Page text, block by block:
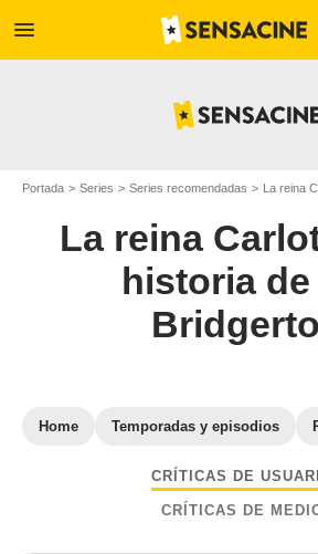
menu
Portada Series Series recomendadas La reina
La reina
historia
Home Temporadas y episodios
CRÍTICAS DE
CRÍTICAS DE